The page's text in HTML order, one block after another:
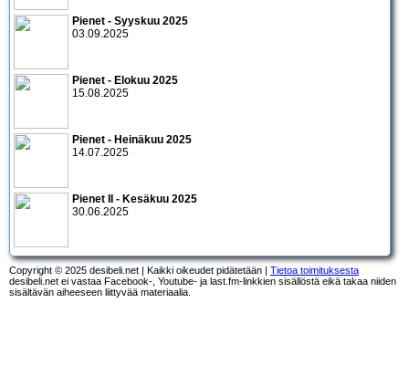
Pienet - Syyskuu 2025
03.09.2025
Pienet - Elokuu 2025
15.08.2025
Pienet - Heinäkuu 2025
14.07.2025
Pienet II - Kesäkuu 2025
30.06.2025
Copyright © 2025 desibeli.net | Kaikki oikeudet pidätetään | Tietoa toimituksesta
desibeli.net ei vastaa Facebook-, Youtube- ja last.fm-linkkien sisällöstä eikä takaa niiden
sisältävän aiheeseen liittyvää materiaalia.